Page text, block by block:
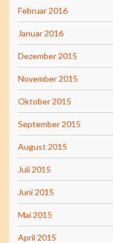
Februar 2016
Januar 2016
Dezember 2015
November 2015
Oktober 2015
September 2015
August 2015
Juli 2015
Juni 2015
Mai 2015
April 2015